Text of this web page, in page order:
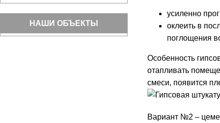
НАШИ ОБЪЕКТЫ
усиленно
оклеить в
поглощения
Особенность
отапливать
смеси, появится
Вариант №2 –